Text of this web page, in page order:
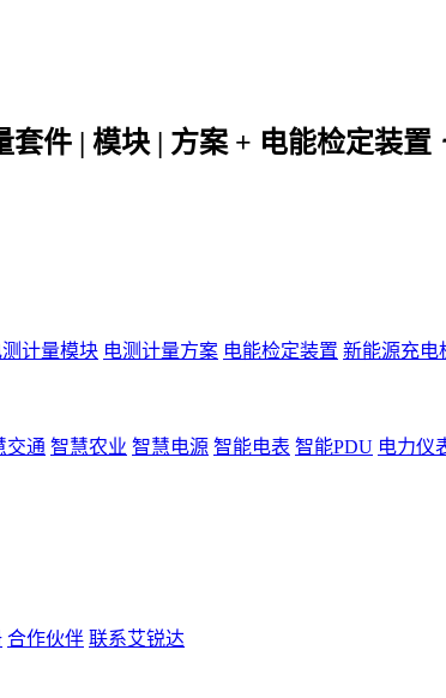
套件 | 模块 | 方案 + 电能检定装置
测计量模块 电测计量方案 电能检定装置 新能源充电
交通 智慧农业 智慧电源 智能电表 智能PDU 电力仪
合作伙伴 联系艾锐达